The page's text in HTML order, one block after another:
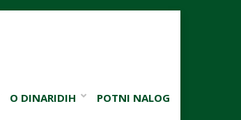
O DINARIDIH POTNI NALOG